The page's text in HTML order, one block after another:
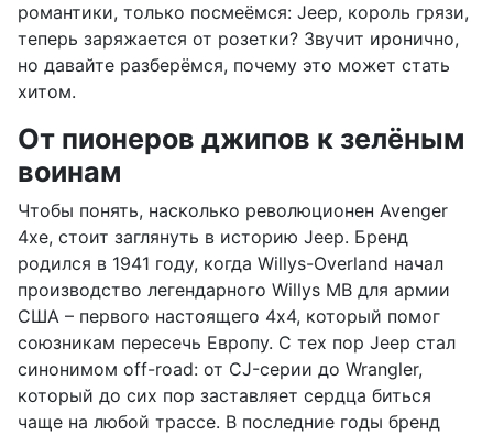
романтики, только посмеёмся: Jeep, король грязи,
теперь заряжается от розетки? Звучит иронично,
но давайте разберёмся, почему это может стать
хитом.
От пионеров джипов к зелёным
воинам
Чтобы понять, насколько революционен Avenger
4xe, стоит заглянуть в историю Jeep. Бренд
родился в 1941 году, когда Willys-Overland начал
производство легендарного Willys MB для армии
США – первого настоящего 4x4, который помог
союзникам пересечь Европу. С тех пор Jeep стал
синонимом off-road: от CJ-серии до Wrangler,
который до сих пор заставляет сердца биться
чаще на любой трассе. В последние годы бренд